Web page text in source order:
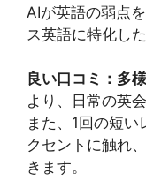
AIが英語の弱点
ス英語に特化し
良い口コミ：多
より、日常の英
また、1回の短
クセントに触れ
きます。